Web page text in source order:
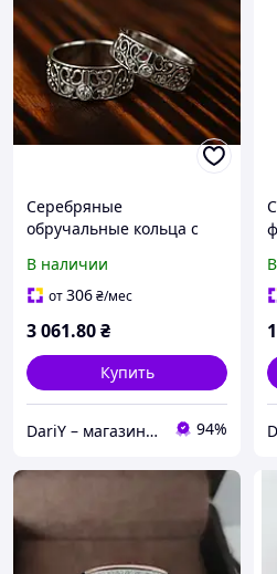
Серебряные
обручальные кольца с
"Кармен" DARIY 115к
В наличии
от306₴/мес
3 061.80₴
Купить
DariY – магазин ювелирных изделий 94%